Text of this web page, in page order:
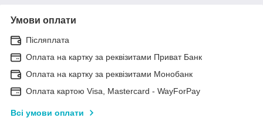
Умови оплати
Післяплата
Оплата на картку за реквізитами Приват Банк
Оплата на картку за реквізитами Монобанк
Оплата картою Visa, Mastercard - WayForPay
Всі умови оплати